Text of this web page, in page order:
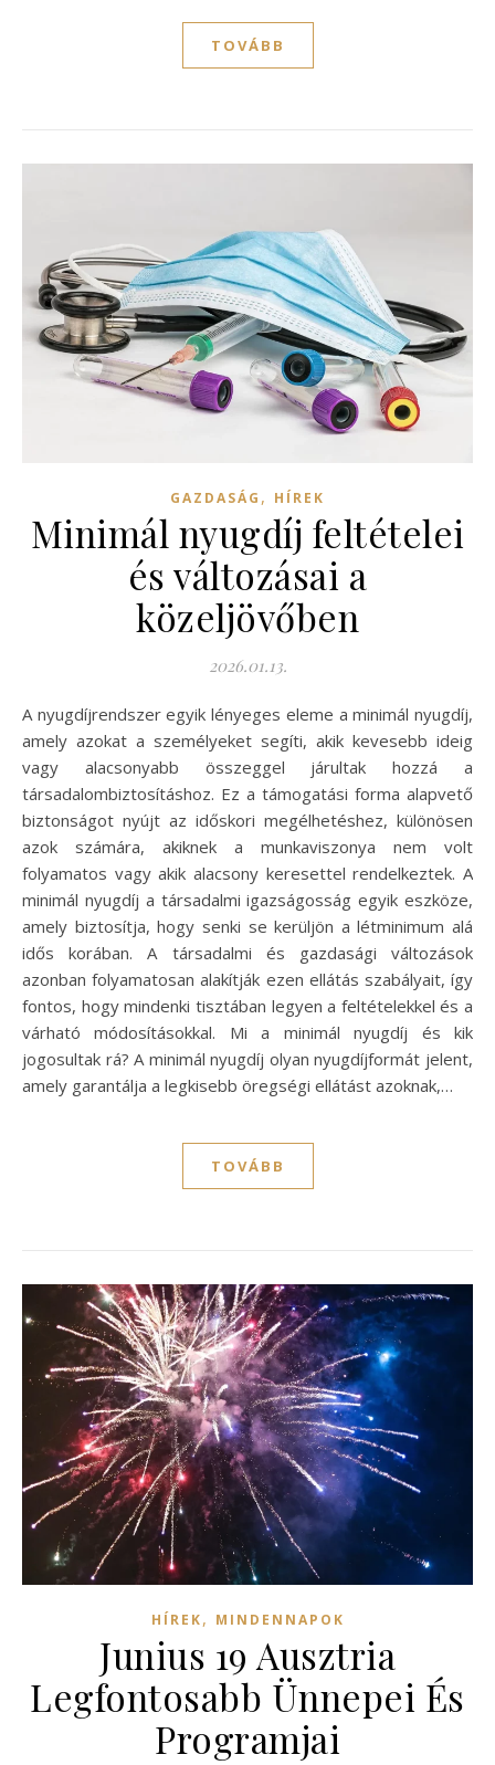
TOVÁBB
GAZDASÁG , HÍREK
Minimál nyugdíj feltételei
és változásai a
közeljövőben
2026.01.13.
A nyugdíjrendszer egyik lényeges eleme a minimál nyugdíj,
amely azokat a személyeket segíti, akik kevesebb ideig
vagy alacsonyabb összeggel járultak hozzá a
társadalombiztosításhoz. Ez a támogatási forma alapvető
biztonságot nyújt az időskori megélhetéshez, különösen
azok számára, akiknek a munkaviszonya nem volt
folyamatos vagy akik alacsony keresettel rendelkeztek. A
minimál nyugdíj a társadalmi igazságosság egyik eszköze,
amely biztosítja, hogy senki se kerüljön a létminimum alá
idős korában. A társadalmi és gazdasági változások
azonban folyamatosan alakítják ezen ellátás szabályait, így
fontos, hogy mindenki tisztában legyen a feltételekkel és a
várható módosításokkal. Mi a minimál nyugdíj és kik
jogosultak rá? A minimál nyugdíj olyan nyugdíjformát jelent,
amely garantálja a legkisebb öregségi ellátást azoknak,…
TOVÁBB
HÍREK, MINDENNAPOK
Junius 19 Ausztria
Legfontosabb Ünnepei És
Programjai